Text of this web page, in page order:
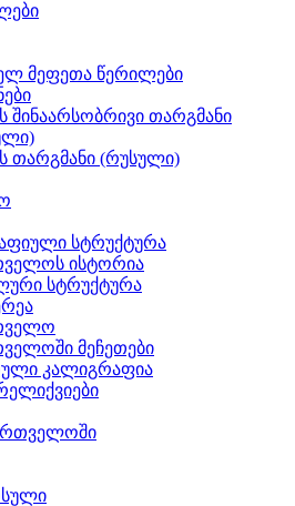
მეფეთა წერილები
შინაარსობრივი თარგმანი
თარგმანი (რუსული)
სტრუქტურა
ისტორია
სტრუქტურა
მეჩეთები
კალიგრაფია